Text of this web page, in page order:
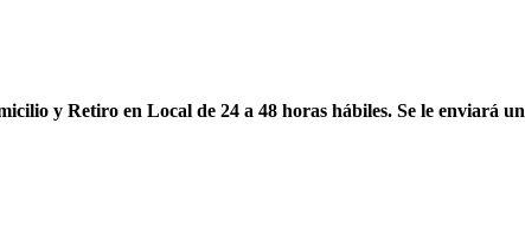
y Retiro en Local de 24 a 48 horas hábiles. Se le enviará